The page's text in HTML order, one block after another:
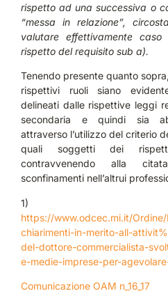
rispetto ad una successiva o
“messa in relazione”,
valutare effettivamente
rispetto del requisito sub a).
Tenendo presente quanto
rispettivi ruoli siano
delineati dalle rispettive leggi
secondaria e quindi sia
attraverso l’utilizzo del criterio
quali soggetti dei
contravvenendo alla
sconfinamenti nell’altrui
1)
https://www.odcec.mi.it/
chiarimenti-in-merito-all-
del-dottore-commercialista-
e-medie-imprese-per-
Comunicazione OAM n_16_17